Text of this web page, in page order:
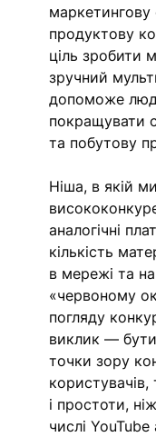
маркетингову
продуктову
ціль зробити
зручний
допоможе
покращувати
та побутову
Ніша, в якій
аналогічні
кількість
в мережі та
«червоному
погляду
виклик —
точки зору
користувачів,
і простоти,
числі